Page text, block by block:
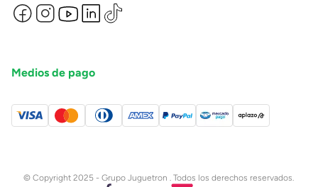
Términos y Condiciones
Devoluciones de Compras en Línea
Medios de pago
© Copyright 2025 - Grupo Juguetron . Todos los derechos reservados.